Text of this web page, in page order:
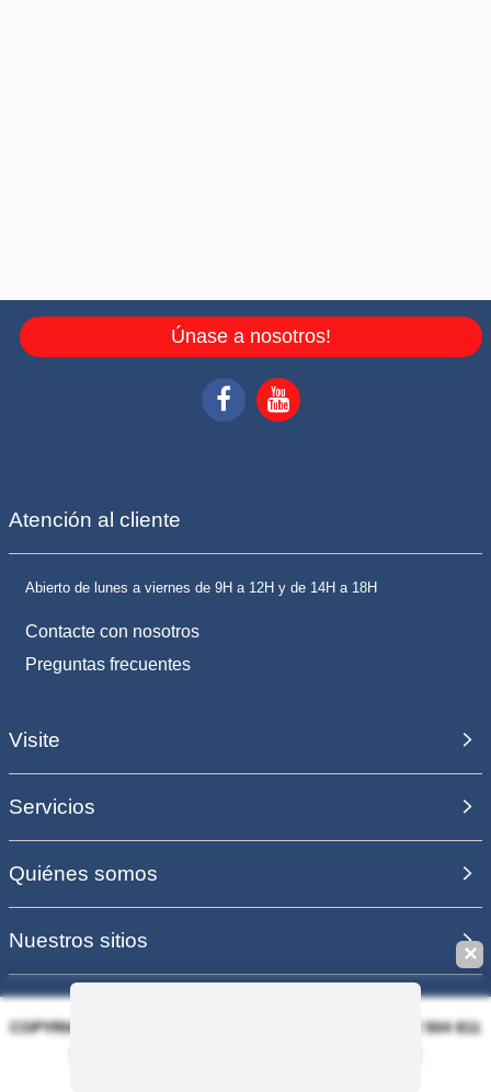
Únase a nosotros!
Atención al cliente
Abierto de lunes a viernes de 9H a 12H y de 14H a 18H
Contacte con nosotros
Preguntas frecuentes
Visite
Servicios
Quiénes somos
Nuestros sitios
COPYRIGHT 2006 - 2025 - EQUIRODI SAS - R.C.S. DOLE 504 811
✕